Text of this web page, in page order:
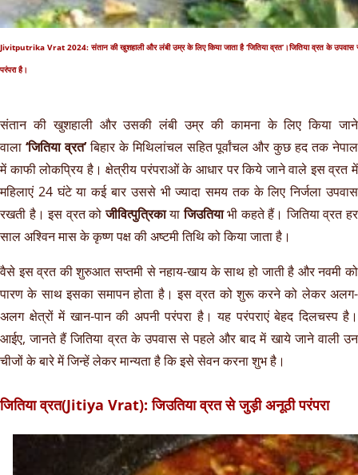
Jivitputrika Vrat 2024: संतान की खुशहाली और लंबी उम्र के लिए किया जाता है ‘जितिया व्रत’।जितिया व्रत के
परंपरा है।
संतान की खुशहाली और उसकी लंबी उम्र की कामना के लिए किया जाने
वाला ‘जितिया व्रत’बिहार के मिथिलांचल सहित पूर्वांचल और कुछ हद तक नेपाल
में काफी लोकप्रिय है। क्षेत्रीय परंपराओं के आधार पर किये जाने वाले इस व्रत में
महिलाएं 24 घंटे या कई बार उससे भी ज्यादा समय तक के लिए निर्जला उपवास
रखती है। इस व्रत कोजीवित्पुत्रिकायाजिउतियाभी कहते हैं। जितिया व्रत हर
साल अश्विन मास के कृष्ण पक्ष की अष्टमी तिथि को किया जाता है।
वैसे इस व्रत की शुरुआत सप्तमी से नहाय-खाय के साथ हो जाती है और नवमी को
पारण के साथ इसका समापन होता है। इस व्रत को शुरू करने को लेकर अलग-
अलग क्षेत्रों में खान-पान की अपनी परंपरा है। यह परंपराएं बेहद दिलचस्प है।
आईए, जानते हैं जितिया व्रत के उपवास से पहले और बाद में खाये जाने वाली उन
चीजों के बारे में जिन्हें लेकर मान्यता है कि इसे सेवन करना शुभ है।
जितिया व्रत(Jitiya Vrat): जिउतिया व्रत से जुड़ी अनूठी परंपरा